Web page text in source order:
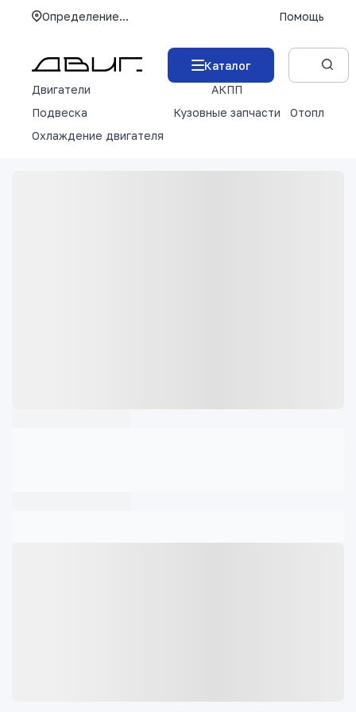
Определение... Помощь
Каталог
Двигатели
АКПП
Подвеска
Кузовные запчасти
Отопление
Охлаждение двигателя